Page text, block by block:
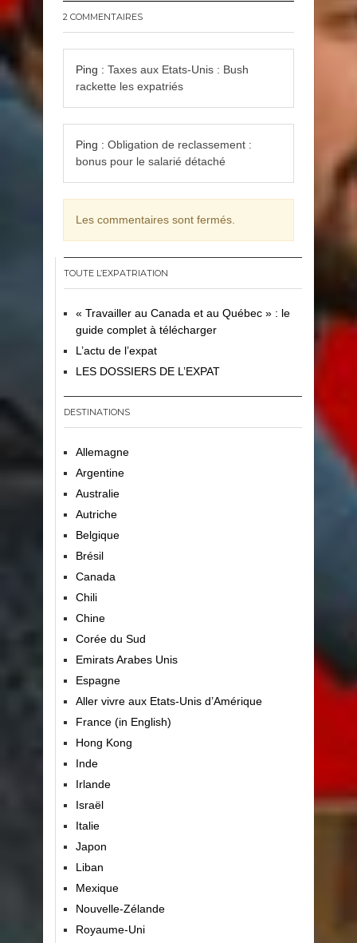
2 COMMENTAIRES
Ping : Taxes aux Etats-Unis : Bush
rackette les expatriés
Ping : Obligation de reclassement :
bonus pour le salarié détaché
Les commentaires sont fermés.
TOUTE L’EXPATRIATION
« Travailler au Canada et au Québec » : le
guide complet à télécharger
L’actu de l’expat
LES DOSSIERS DE L’EXPAT
DESTINATIONS
Allemagne
Argentine
Australie
Autriche
Belgique
Brésil
Canada
Chili
Chine
Corée du Sud
Emirats Arabes Unis
Espagne
Aller vivre aux Etats-Unis d’Amérique
France (in English)
Hong Kong
Inde
Irlande
Israël
Italie
Japon
Liban
Mexique
Nouvelle-Zélande
Royaume-Uni